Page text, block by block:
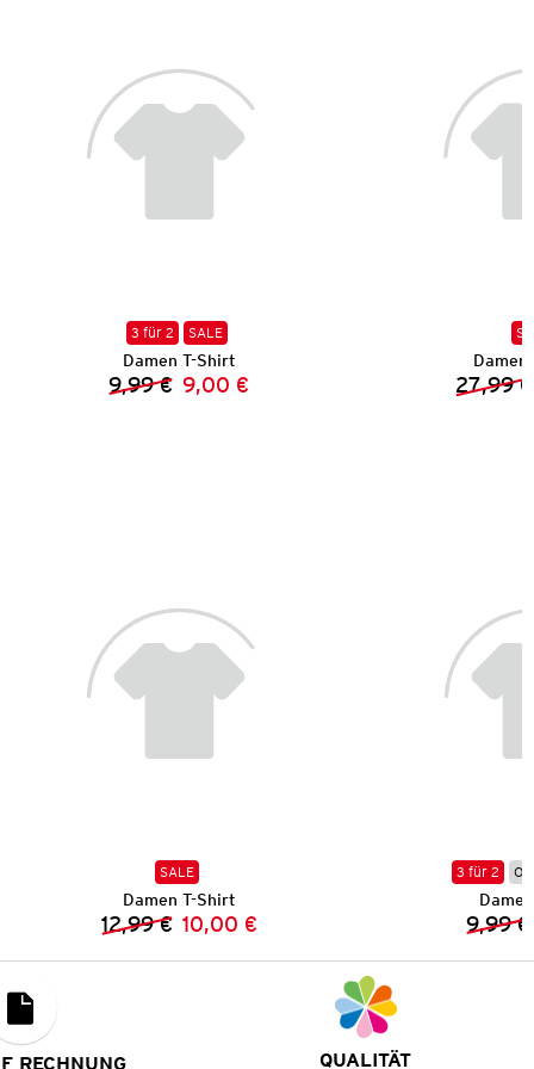
3 für 2 SALE
Damen T-Shirt
Vorheriger Preis:
9,99 € Neuer Preis:
9,00 € 27,99 €
SALE
Damen T-Shirt
Vorheriger Preis:
12,99 € Neuer Preis:
10,00 €
3 für 2
9,99 €
RECHNUNG QUALITÄT